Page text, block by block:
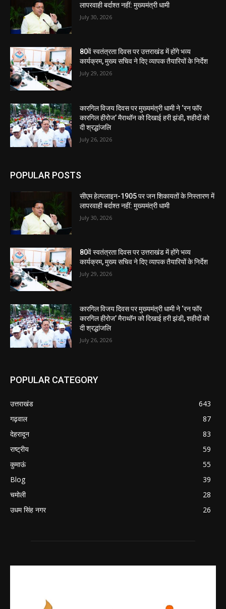
लापरवाही बर्दाश्त नहीं: मुख्यमंत्री धामी
July 30, 2026
80वें स्वतंत्रता दिवस पर उत्तराखंड में होंगे भव्य
कार्यक्रम, मुख्य सचिव ने दिए व्यापक तैयारियों के निर्देश
July 29, 2026
कारगिल विजय दिवस पर मुख्यमंत्री धामी ने ‘रन फॉर
कारगिल हीरोज’ मैराथॉन को दिखाई हरी झंडी, शहीदों को
दी श्रद्धांजलि
July 26, 2026
POPULAR POSTS
सीएम हेल्पलाइन-1905 पर जन शिकायतों के निस्तारण में
लापरवाही बर्दाश्त नहीं: मुख्यमंत्री धामी
July 30, 2026
80वें स्वतंत्रता दिवस पर उत्तराखंड में होंगे भव्य
कार्यक्रम, मुख्य सचिव ने दिए व्यापक तैयारियों के निर्देश
July 29, 2026
कारगिल विजय दिवस पर मुख्यमंत्री धामी ने ‘रन फॉर
कारगिल हीरोज’ मैराथॉन को दिखाई हरी झंडी, शहीदों को
दी श्रद्धांजलि
July 26, 2026
POPULAR CATEGORY
उत्तराखंड
643
गढ़वाल
87
देहरादून
83
राष्ट्रीय
59
कुमाऊं
55
Blog
39
चमोली
28
उधम सिंह नगर
26